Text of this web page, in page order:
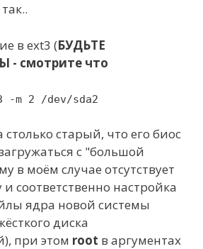
в ext3 (БУДЬТЕ
смотрите что
-m 2 /dev/sda2
столько старый, что его биос
с "большой
в моём случае отсутствует
соответственно настройка
ядра новой системы
диска
при этом root в аргументах